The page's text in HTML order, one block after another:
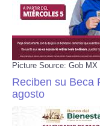
Picture Source: Gob MX
Reciben su Beca
agosto